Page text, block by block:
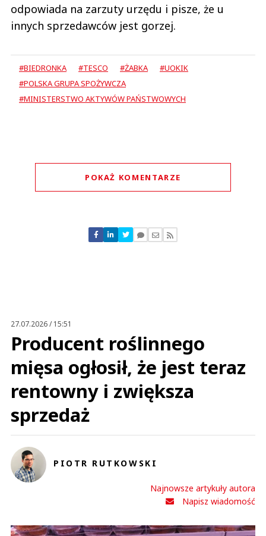
odpowiada na zarzuty urzędu i pisze, że u
innych sprzedawców jest gorzej.
#BIEDRONKA #TESCO #ŻABKA
#UOKIK
#POLSKA GRUPA SPOŻYWCZA
#MINISTERSTWO AKTYWÓW PAŃSTWOWYCH
POKAŻ KOMENTARZE
Nie znaleziono komentarzy
Zostaw swoje komentarze
27.07.2026 / 15:51
Producent roślinnego
mięsa ogłosił, że jest teraz
rentowny i zwiększa
sprzedaż
PIOTR RUTKOWSKI
Najnowsze artykuły autora
Napisz wiadomość